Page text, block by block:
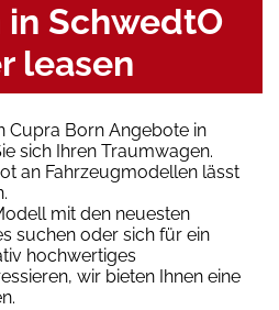
in SchwedtO
leasen
Cupra Born Angebote in
sich Ihren Traumwagen.
an Fahrzeugmodellen lässt
mit den neuesten
suchen oder sich für ein
hochwertiges
wir bieten Ihnen eine